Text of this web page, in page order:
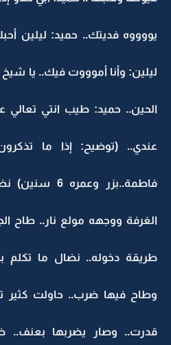
يووووه فديتك.. حميد: ليلين
ليلين: وأنا أموووت فيك.. يا
الحين.. حميد: طيب انتي تعالي
عندي.. (توضيح: إذا ما
فاطمة..بزر
الغرفة ووجهه مولع نار.. طاح
طريقة دخوله.. نضال ما تكلم
وطاح فيها ضرب.. حاولت
قدرت.. وصار يضربها بعنف..